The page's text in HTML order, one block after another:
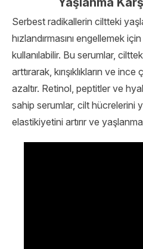
Serbest radikallerin ciltteki
hızlandırmasını engellemek için
kullanılabilir. Bu serumlar,
arttırarak, kırışıklıkların ve
azaltır. Retinol, peptitler ve
sahip serumlar, cilt hücrelerini
elastikiyetini artırır ve